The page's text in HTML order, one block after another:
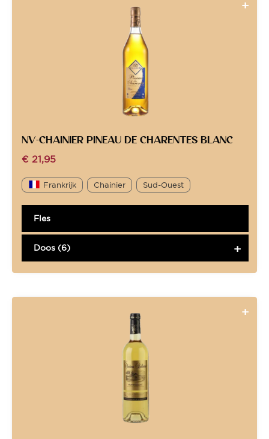
NV-CHAINIER PINEAU DE CHARENTES BLANC
€ 21,95
Frankrijk Chainier Sud-Ouest
Fles
Doos (6)